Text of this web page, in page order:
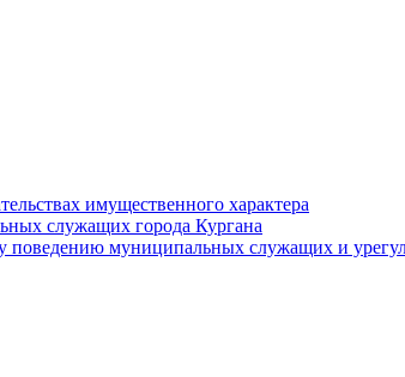
имущественного характера
служащих города Кургана
муниципальных служащих и